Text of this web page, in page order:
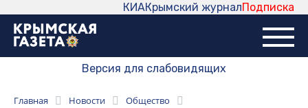
Подписка
Крымский журнал
КИА
Версия для слабовидящих
Главная Новости Общество